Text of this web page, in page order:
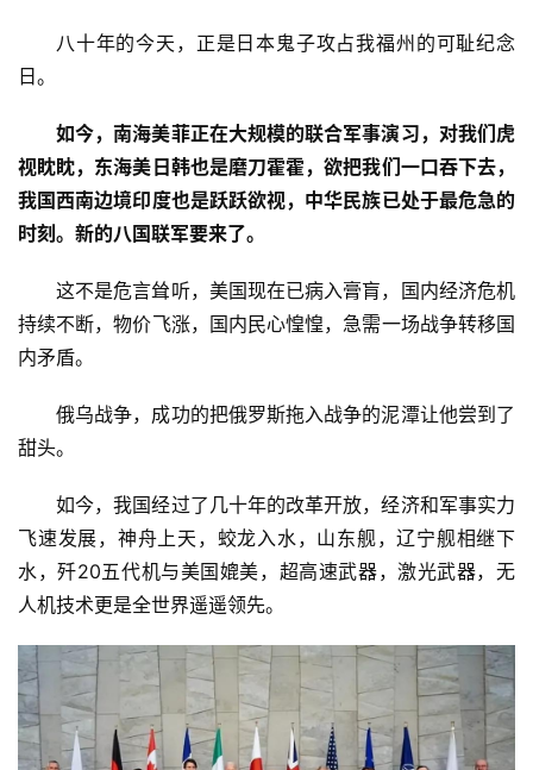
八十年的今天，正是日本鬼子攻占我福州的可耻纪念
日。
如今，南海美菲正在大规模的联合军事演习，对我们虎
视眈眈，东海美日韩也是磨刀霍霍，欲把我们一口吞下去，
我国西南边境印度也是跃跃欲视，中华民族已处于最危急的
时刻。新的八国联军要来了。
这不是危言耸听，美国现在已病入膏肓，国内经济危机
持续不断，物价飞涨，国内民心惶惶，急需一场战争转移国
内矛盾。
俄乌战争，成功的把俄罗斯拖入战争的泥潭让他尝到了
甜头。
如今，我国经过了几十年的改革开放，经济和军事实力
飞速发展，神舟上天，蛟龙入水，山东舰，辽宁舰相继下
水，歼20五代机与美国媲美，超高速武器，激光武器，无
人机技术更是全世界遥遥领先。